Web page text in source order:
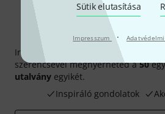
Sütik elutasítása
Impresszum ·
Thomann
Iratkozz fel a Thomann angol nyelvű
szerencsével megnyerheted a50
utalvány egyikét.
Inspiráló gondolatok